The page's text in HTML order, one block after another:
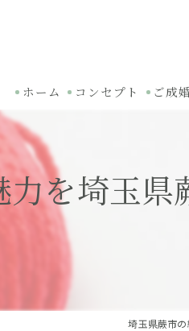
ホーム コンセプト ご成
を埼玉
埼玉県蕨市